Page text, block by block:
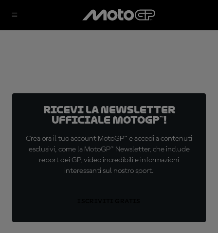
Ricevi la newsletter
ufficiale MotoGP™!
Crea ora il tuo account MotoGP™ e accedi a contenuti
esclusivi, come la MotoGP™ Newsletter, che include
report dei GP, video incredibili e informazioni
interessanti sul nostro sport.